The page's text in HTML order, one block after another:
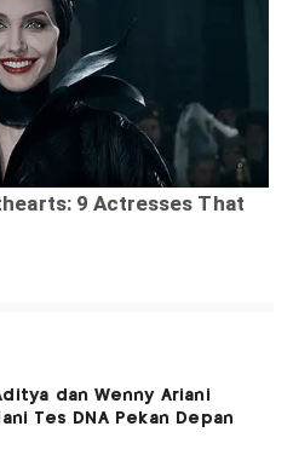
dan Wenny Ariani
Tes DNA Pekan Depan